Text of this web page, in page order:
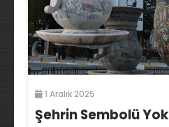
1 Aralık 2025
Şehrin Sembolü